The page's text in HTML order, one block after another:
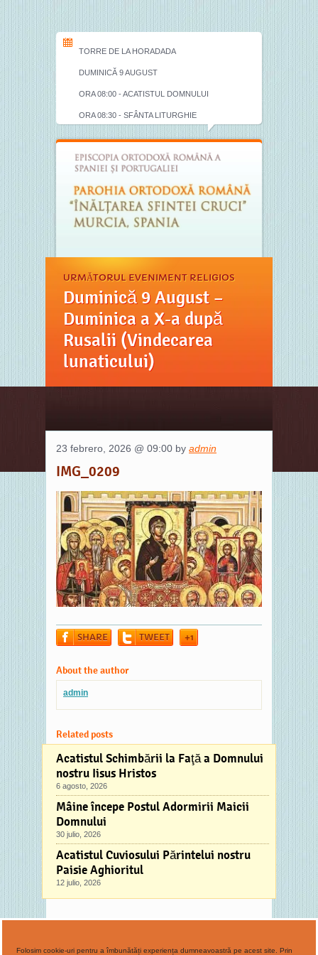
Folosim cookie-uri pentru a îmbunătăți experiența dumneavoastră pe acest site. Prin
TORRE DE LA HORADADA
DUMINICĂ 9 AUGUST
ORA 08:00 - ACATISTUL DOMNULUI
ORA 08:30 - SFÂNTA LITURGHIE
URMĂTORUL EVENIMENT RELIGIOS
Duminică 9 August –
Duminica a X-a după
Rusalii (Vindecarea
lunaticului)
23 febrero, 2026 @ 09:00 by admin
IMG_0209
SHARE TWEET +1
About the author
admin
Related posts
Acatistul Schimbării la Faţă a Domnului
nostru Iisus Hristos
6 agosto, 2026
Mâine începe Postul Adormirii Maicii
Domnului
30 julio, 2026
Acatistul Cuviosului Părintelui nostru
Paisie Aghioritul
12 julio, 2026
Comments